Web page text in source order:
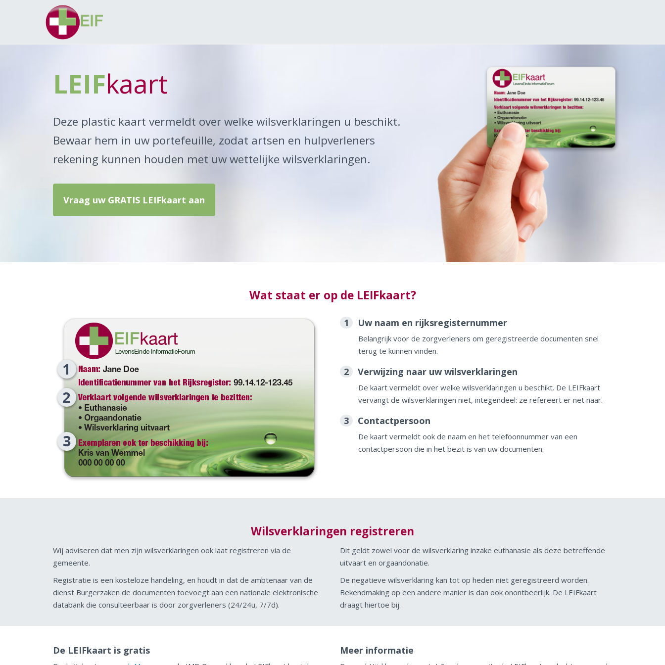
LEIFkaart
Deze plastic kaart vermeldt over welke wilsverklaringen u beschikt.
Bewaar hem in uw portefeuille, zodat artsen en hulpverleners
rekening kunnen houden met uw wettelijke wilsverklaringen.
Vraag uw GRATIS LEIFkaart aan
Wat staat er op de LEIFkaart?
1 Uw naam en rijksregisternummer
Belangrijk voor de zorgverleners om geregistreerde documenten snel
terug te kunnen vinden.
2 Verwijzing naar uw wilsverklaringen
De kaart vermeldt over welke wilsverklaringen u beschikt. De LEIFkaart
vervangt de wilsverklaringen niet, integendeel: ze refereert er net naar.
3 Contactpersoon
De kaart vermeldt ook de naam en het telefoonnummer van een
contactpersoon die in het bezit is van uw documenten.
Wilsverklaringen registreren
Wij adviseren dat men zijn wilsverklaringen ook laat registreren via de
gemeente.
Registratie is een kosteloze handeling, en houdt in dat de ambtenaar van de
dienst Burgerzaken de documenten toevoegt aan een nationale elektronische
databank die consulteerbaar is door zorgverleners (24/24u, 7/7d).
Dit geldt zowel voor de wilsverklaring inzake euthanasie als deze betreffende
uitvaart en orgaandonatie.
De negatieve wilsverklaring kan tot op heden niet geregistreerd worden.
Bekendmaking op een andere manier is dan ook onontbeerlijk. De LEIFkaart
draagt hiertoe bij.
De LEIFkaart is gratis Meer informatie